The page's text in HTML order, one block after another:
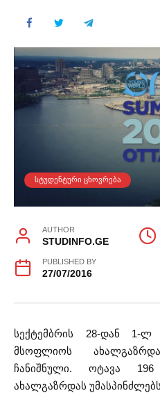
ᲡᲢᲣᲓᲔᲜᲢᲣᲠᲘ ᲪᲮᲝᲕᲠᲔᲑᲐ
AUTHOR
STUDINFO.GE
PUBLISHED BY
27/07/2016
სექტემბრის 28-დან 1-ლ
მსოფლიოს
ჩანიშნული. ოტავა
ახალგაზრდას